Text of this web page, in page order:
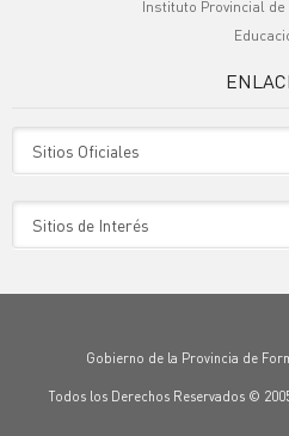
Instituto Provincial de
Gobierno de la Provincia de
Todos los Derechos Reservados ©